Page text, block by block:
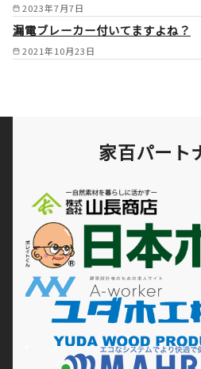
2023年7月7日
2021年10月23日
漏電ブレーカー付いてますよね？
家百パート